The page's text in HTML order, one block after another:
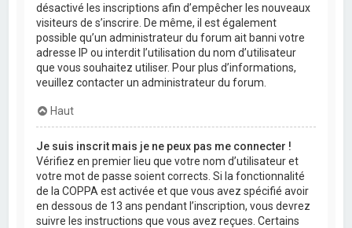
désactivé les inscriptions afin d’empêcher les nouveaux
visiteurs de s’inscrire. De même, il est également
possible qu’un administrateur du forum ait banni votre
adresse IP ou interdit l’utilisation du nom d’utilisateur
que vous souhaitez utiliser. Pour plus d’informations,
veuillez contacter un administrateur du forum.
Haut
Je suis inscrit mais je ne peux pas me connecter !
Vérifiez en premier lieu que votre nom d’utilisateur et
votre mot de passe soient corrects. Si la fonctionnalité
de la COPPA est activée et que vous avez spécifié avoir
en dessous de 13 ans pendant l’inscription, vous devrez
suivre les instructions que vous avez reçues. Certains